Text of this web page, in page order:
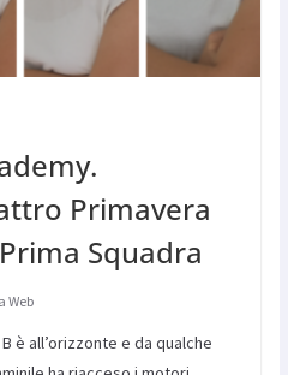
Primavera
Squadra
Web
è all’orizzonte e da qualche